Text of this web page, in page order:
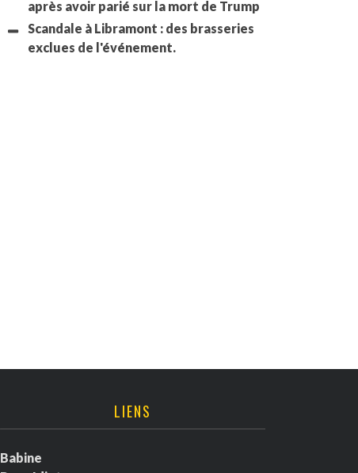
après avoir parié sur la mort de Trump
Scandale à Libramont : des brasseries
exclues de l'événement.
LIENS
Babine